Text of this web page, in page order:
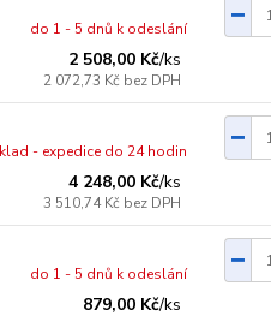
2 508,00 Kč/ks
2 072,73 Kč bez DPH
do 1 - 5 dnů k odeslání
4 248,00 Kč/ks
3 510,74 Kč bez DPH
- expedice do 24 hodin
879,00 Kč/ks
do 1 - 5 dnů k odeslání